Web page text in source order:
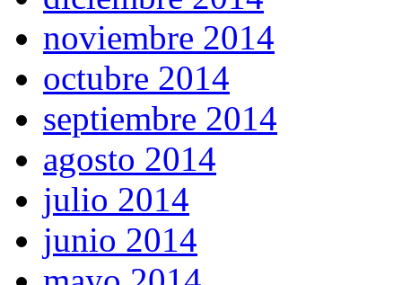
noviembre 2014
octubre 2014
septiembre 2014
agosto 2014
julio 2014
junio 2014